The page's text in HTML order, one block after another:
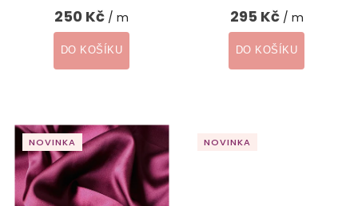
250 Kč / m
DO KOŠÍKU
295 Kč / m
DO KOŠÍKU
NOVINKA NOVINKA